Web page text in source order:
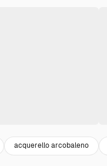
acquerello arcobaleno